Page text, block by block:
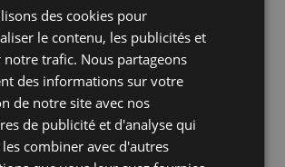
des cookies pour
le contenu, les publicités et
notre trafic. Nous partageons
des informations sur votre
de notre site avec nos
de publicité et d'analyse qui
combiner avec d'autres